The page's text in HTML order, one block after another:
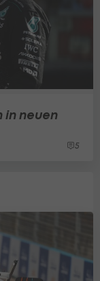
in neuen
5